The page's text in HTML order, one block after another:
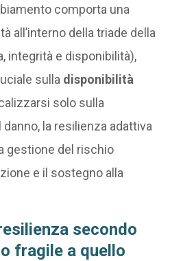
comporta una
all’interno della triade della
integrità e disponibilità),
sulla disponibilità
solo sulla
la resilienza adattiva
gestione del rischio
e il sostegno alla
secondo
fragile a quello